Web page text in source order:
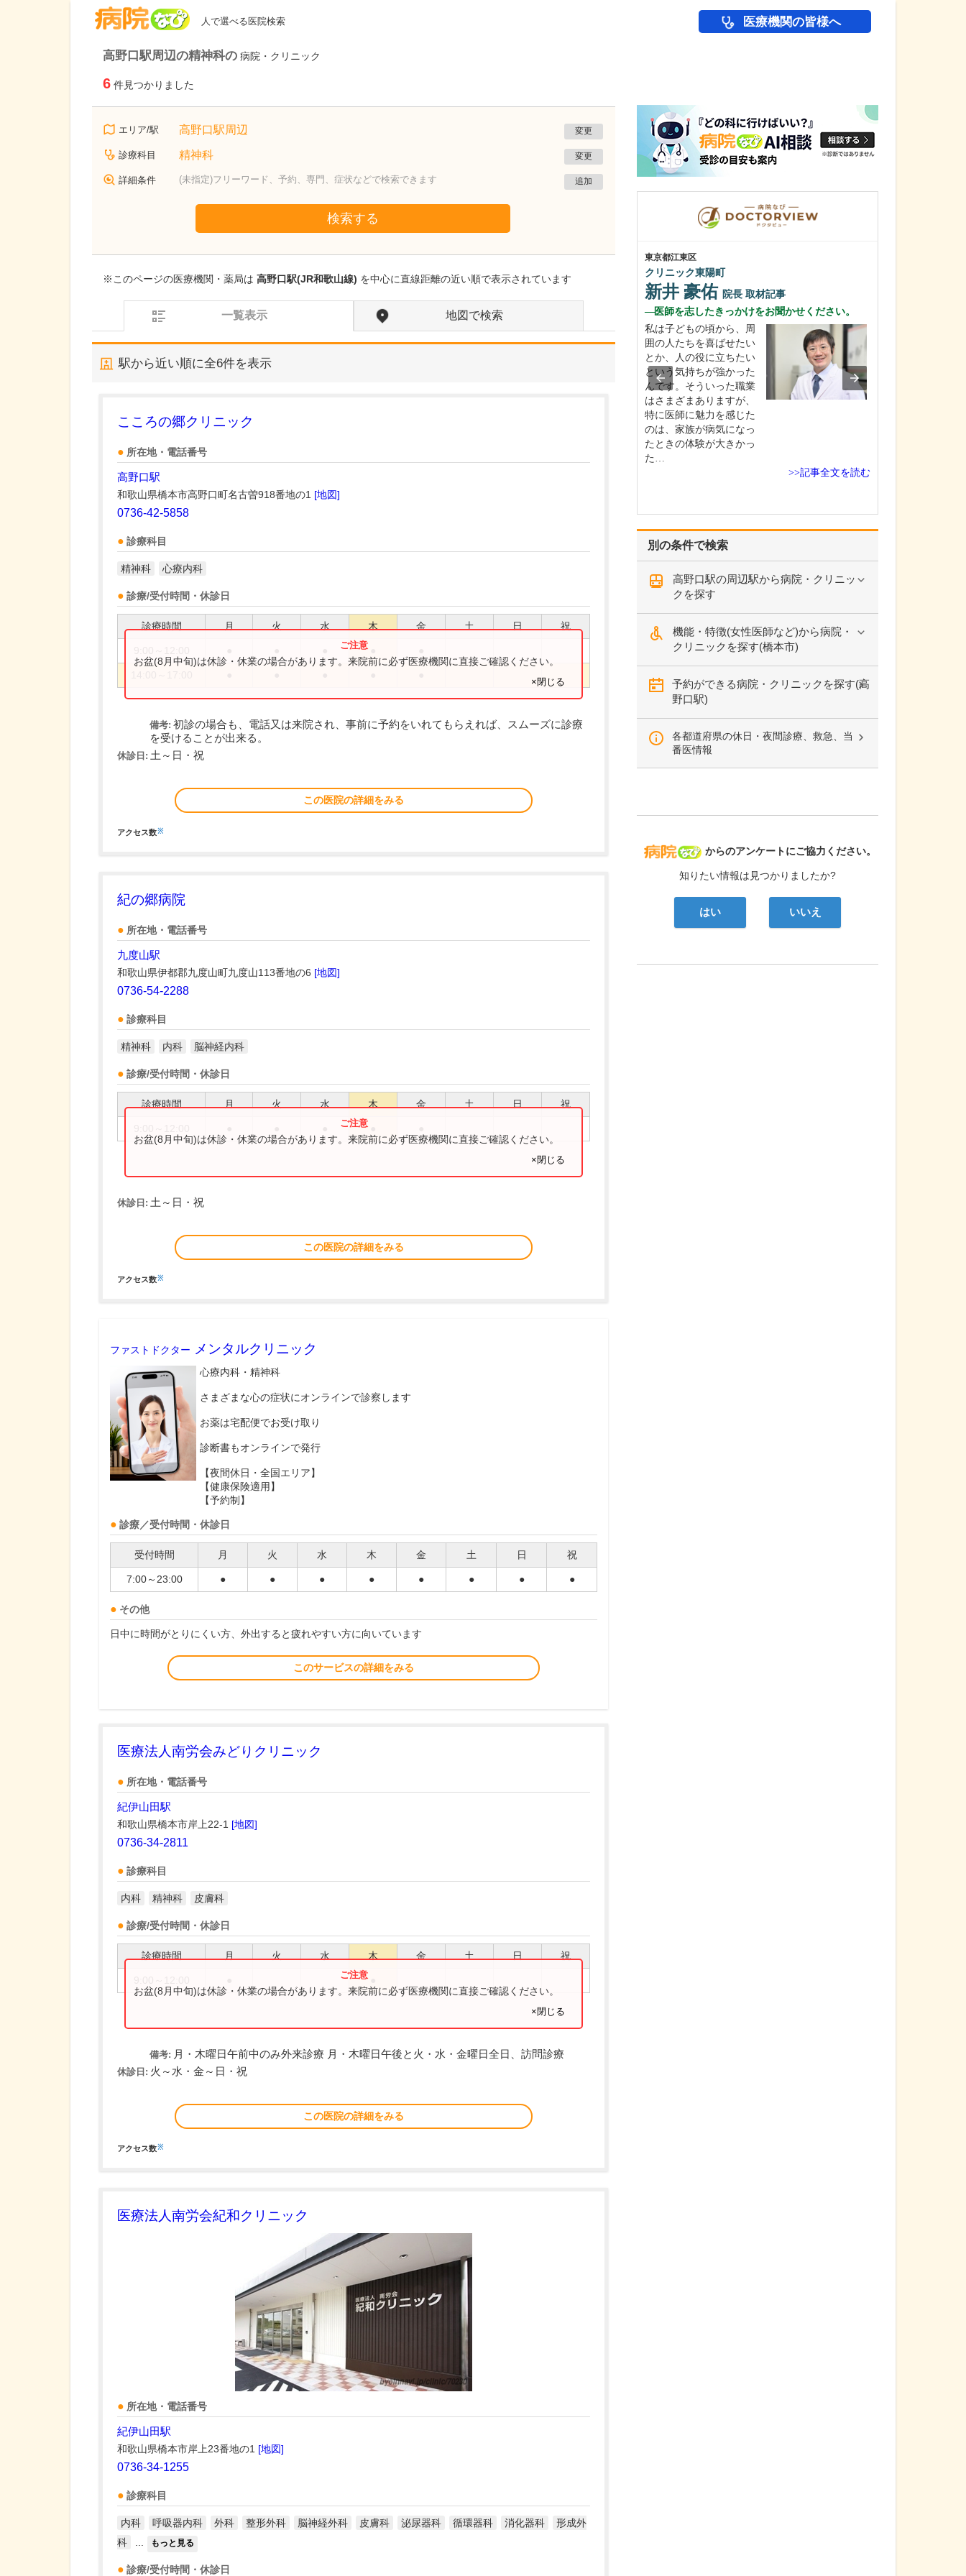
人で選べる医院検索 医療機関の皆様へ
高野口駅周辺の精神科の 病院・クリニック
6 件見つかりました
エリア/駅 高野口駅周辺 変更
診療科目 精神科 変更
詳細条件 (未指定)フリーワード、予約、専門、症状などで検索できます 追加
検索する
※このページの医療機関・薬局は 高野口駅(JR和歌山線) を中心に直線距離の近い順で表示されています
一覧表示 地図で検索
駅から近い順に全6件を表示
こころの郷クリニック
所在地・電話番号
高野口駅
和歌山県橋本市高野口町名古曽918番地の1 [地図]
0736-42-5858
診療科目
精神科 心療内科
診療/受付時間・休診日
診療時間 月 火 水 木 金 土 日 祝
お盆(8月中旬)は休診・休業の場合があります。来院前に必ず医療機関に直接ご確認ください。
×閉じる
備考: 初診の場合も、電話又は来院され、事前に予約をいれてもらえれば、スムーズに診療
を受けることが出来る。
休診日: 土～日・祝
この医院の詳細をみる
アクセス数※
紀の郷病院
所在地・電話番号
九度山駅
和歌山県伊都郡九度山町九度山113番地の6 [地図]
0736-54-2288
診療科目
精神科 内科 脳神経内科
診療/受付時間・休診日
診療時間 月 火 水 木 金 土 日 祝
お盆(8月中旬)は休診・休業の場合があります。来院前に必ず医療機関に直接ご確認ください。
×閉じる
休診日: 土～日・祝
この医院の詳細をみる
アクセス数※
ファストドクター メンタルクリニック
心療内科・精神科
さまざまな心の症状にオンラインで診察します
お薬は宅配便でお受け取り
診断書もオンラインで発行
【夜間休日・全国エリア】
【健康保険適用】
【予約制】
診療／受付時間・休診日
受付時間 月 火 水 木 金 土 日 祝
7:00～23:00 ● ● ● ● ● ● ● ●
その他
日中に時間がとりにくい方、外出すると疲れやすい方に向いています
このサービスの詳細をみる
医療法人南労会みどりクリニック
所在地・電話番号
紀伊山田駅
和歌山県橋本市岸上22-1 [地図]
0736-34-2811
診療科目
内科 精神科 皮膚科
診療/受付時間・休診日
診療時間 月 火 水 木 金 土 日 祝
お盆(8月中旬)は休診・休業の場合があります。来院前に必ず医療機関に直接ご確認ください。
×閉じる
備考: 月・木曜日午前中のみ外来診療 月・木曜日午後と火・水・金曜日全日、訪問診療
休診日: 火～水・金～日・祝
この医院の詳細をみる
アクセス数※
医療法人南労会紀和クリニック
所在地・電話番号
紀伊山田駅
和歌山県橋本市岸上23番地の1 [地図]
0736-34-1255
診療科目
内科 呼吸器内科 外科 整形外科 脳神経外科 皮膚科 泌尿器科 循環器科 消化器科
形成外
科
もっと見る
診療/受付時間・休診日
別の条件で検索
高野口駅の周辺駅から病院・クリニッ
クを探す
機能・特徴(女性医師など)から病院・
クリニックを探す(橋本市)
予約ができる病院・クリニックを探す(高
野口駅)
各都道府県の休日・夜間診療、救急、当
番医情報
病院なび
からのアンケートにご協力ください。
知りたい情報は見つかりましたか?
はい いいえ
東京都江東区
クリニック東陽町
新井 豪佑 院長 取材記事
医師を志したきっかけをお聞かせください。
私は子どもの頃から、周
囲の人たちを喜ばせたい
とか、人の役に立ちたい
という気持ちが強かった
んです。そういった職業
はさまざまありますが、
特に医師に魅力を感じた
のは、家族が病気になっ
たときの体験が大きかっ
た…
>>記事全文を読む
京都府京都市山科区
村上内科医院
日々の診療で心がけていることを教えてくださ
当院のモットーは「一人